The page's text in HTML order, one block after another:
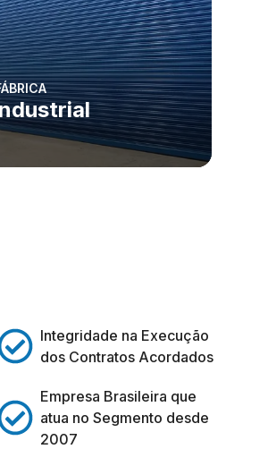
Integridade na Execução
dos Contratos Acordados
Empresa Brasileira que
atua no Segmento desde
2007